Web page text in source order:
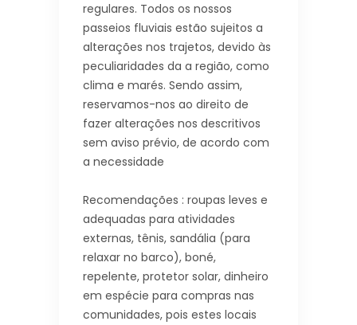
regulares. Todos os nossos
passeios fluviais estão sujeitos a
alterações nos trajetos, devido às
peculiaridades da a região, como
clima e marés. Sendo assim,
reservamos-nos ao direito de
fazer alterações nos descritivos
sem aviso prévio, de acordo com
a necessidade
Recomendações : roupas leves e
adequadas para atividades
externas, tênis, sandália (para
relaxar no barco), boné,
repelente, protetor solar, dinheiro
em espécie para compras nas
comunidades, pois estes locais